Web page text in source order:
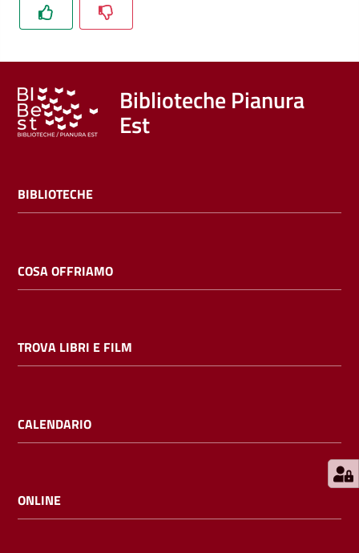
libri
film
Calendario
Bambini
E
l
i
Biblioteche Pianura
Est
BIBLIOTECHE
COSA OFFRIAMO
TROVA LIBRI E FILM
CALENDARIO
ONLINE